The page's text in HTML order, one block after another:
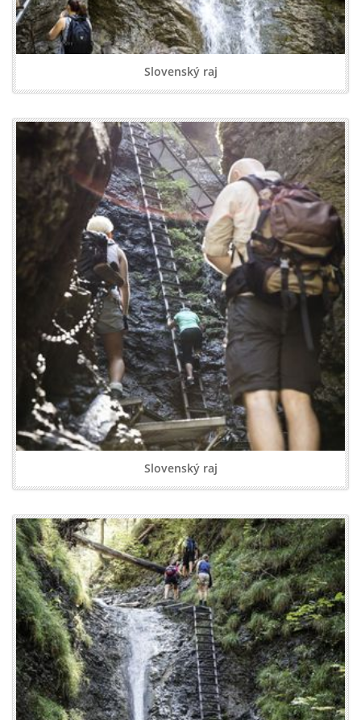
Slovenský raj
Slovenský raj